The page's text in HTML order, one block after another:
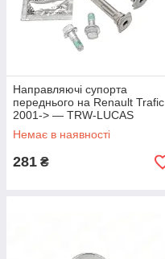
Направляючі супорта
переднього на Renault Trafic
2001-> — TRW-LUCAS
(Німеччина) - ST1331
Немає в наявності
281 ₴